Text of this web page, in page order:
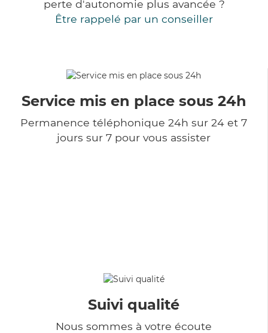
perte d'autonomie plus avancée ?
Être rappelé par un conseiller
Service mis en place sous 24h
Permanence téléphonique 24h sur 24 et 7
jours sur 7 pour vous assister
Suivi qualité
Nous sommes à votre écoute